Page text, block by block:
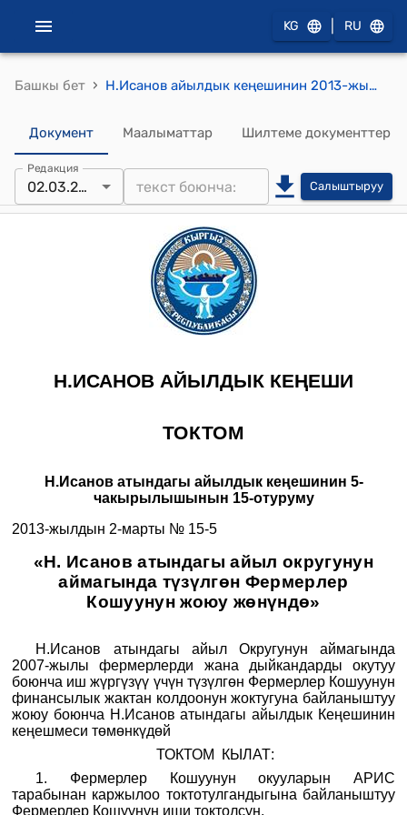
KG RU
Башкы бет › Н.Исанов айылдык кеңешинин 2013-жылдын 2-мартындагы № 15-5 "Н. Исанов атындагы айыл округунун аймагында түзүлгөн Фермерлер Кошуунун жоюу жөнүндө" токтому
Документ Маалыматтар Шилтеме документтер
Редакция
02.03.2013 Салыштыруу